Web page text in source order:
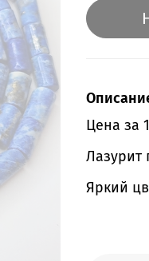
Цена за
Лазурит
Яркий